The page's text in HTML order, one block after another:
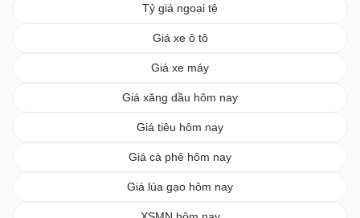
Tỷ giá ngoại tệ
Giá xe ô tô
Giá xe máy
Giá xăng dầu hôm nay
Giá tiêu hôm nay
Giá cà phê hôm nay
Giá lúa gạo hôm nay